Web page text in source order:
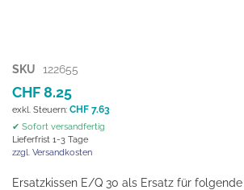
Zum
Anfang
der
Bildgalerie
springen
SKU 122655
CHF 8.25
CHF 7.63
✔ Sofort versandfertig
Lieferfrist 1-3 Tage
zzgl. Versandkosten
Ersatzkissen E/Q 30 als Ersatz für